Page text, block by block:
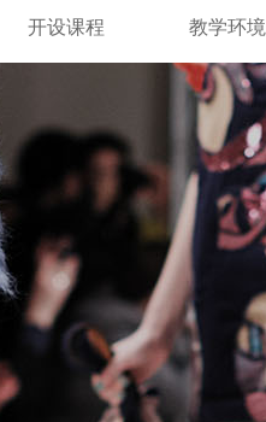
开设课程 教学环境